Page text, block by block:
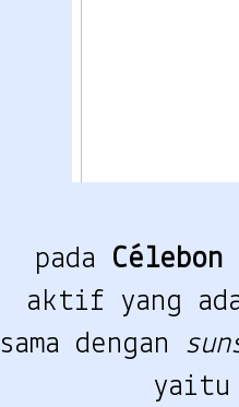
pada Célebon
aktif yang
sama dengan